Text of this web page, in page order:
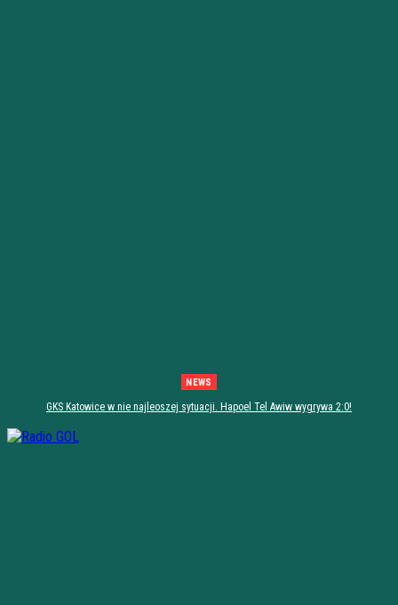
NEWS
GKS Katowice w nie najleoszej sytuacji. Hapoel Tel Awiw wygrywa 2:0!